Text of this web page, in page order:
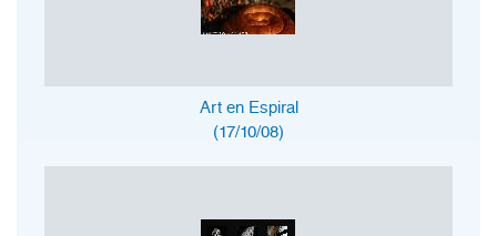
Art en Espiral
(17/10/08)